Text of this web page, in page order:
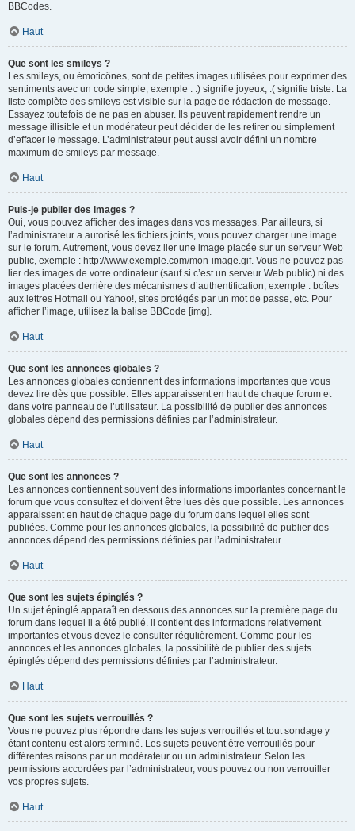
BBCodes.
Haut
Que sont les smileys ?
Les smileys, ou émoticônes, sont de petites images utilisées pour exprimer des
sentiments avec un code simple, exemple : :) signifie joyeux, :( signifie triste. La
liste complète des smileys est visible sur la page de rédaction de message.
Essayez toutefois de ne pas en abuser. Ils peuvent rapidement rendre un
message illisible et un modérateur peut décider de les retirer ou simplement
d’effacer le message. L’administrateur peut aussi avoir défini un nombre
maximum de smileys par message.
Haut
Puis-je publier des images ?
Oui, vous pouvez afficher des images dans vos messages. Par ailleurs, si
l’administrateur a autorisé les fichiers joints, vous pouvez charger une image
sur le forum. Autrement, vous devez lier une image placée sur un serveur Web
public, exemple : http://www.exemple.com/mon-image.gif. Vous ne pouvez pas
lier des images de votre ordinateur (sauf si c’est un serveur Web public) ni des
images placées derrière des mécanismes d’authentification, exemple : boîtes
aux lettres Hotmail ou Yahoo!, sites protégés par un mot de passe, etc. Pour
afficher l’image, utilisez la balise BBCode [img].
Haut
Que sont les annonces globales ?
Les annonces globales contiennent des informations importantes que vous
devez lire dès que possible. Elles apparaissent en haut de chaque forum et
dans votre panneau de l’utilisateur. La possibilité de publier des annonces
globales dépend des permissions définies par l’administrateur.
Haut
Que sont les annonces ?
Les annonces contiennent souvent des informations importantes concernant le
forum que vous consultez et doivent être lues dès que possible. Les annonces
apparaissent en haut de chaque page du forum dans lequel elles sont
publiées. Comme pour les annonces globales, la possibilité de publier des
annonces dépend des permissions définies par l’administrateur.
Haut
Que sont les sujets épinglés ?
Un sujet épinglé apparaît en dessous des annonces sur la première page du
forum dans lequel il a été publié. il contient des informations relativement
importantes et vous devez le consulter régulièrement. Comme pour les
annonces et les annonces globales, la possibilité de publier des sujets
épinglés dépend des permissions définies par l’administrateur.
Haut
Que sont les sujets verrouillés ?
Vous ne pouvez plus répondre dans les sujets verrouillés et tout sondage y
étant contenu est alors terminé. Les sujets peuvent être verrouillés pour
différentes raisons par un modérateur ou un administrateur. Selon les
permissions accordées par l’administrateur, vous pouvez ou non verrouiller
vos propres sujets.
Haut